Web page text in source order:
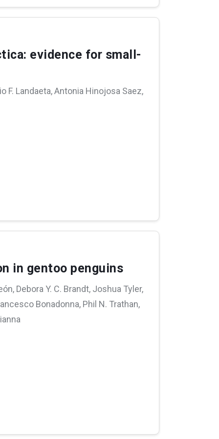
evidence for small-
F. Landaeta, Antonia Hinojosa Saez,
in gentoo penguins
Debora Y. C. Brandt, Joshua Tyler,
Bonadonna, Phil N. Trathan,